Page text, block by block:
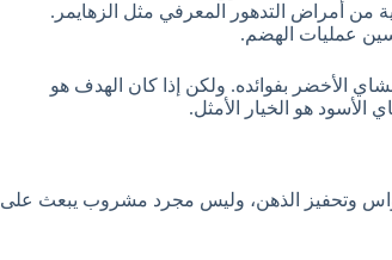
من أمراض التدهور المعرفي مثل الزهايمر.
عمليات الهضم.
الأخضر بفوائده. ولكن إذا كان الهدف هو
هو الخيار الأمثل.
وتحفيز الذهن، وليس مجرد مشروب يبعث على